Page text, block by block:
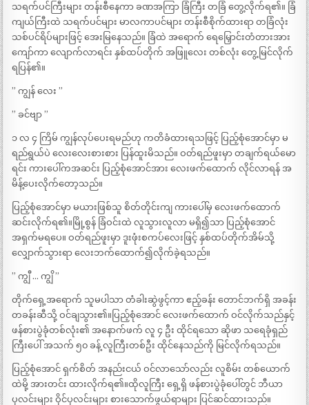
သရက်ပင်ကြီးများ တန်းစီနေကာ ခဏအကြာ ခြံကြီး တခြံ တွေ့လိုက်ရ၏။ ခြံ
ကျယ်ကြီးထဲ သရက်ပင်များ မာလကာပင်များ တန်းစီစိုက်ထားရာ တခြံလုံး
သစ်ပင်ရိပ်များဖြင့် အေးမြနေသည်။ ခြံထဲ အရောက် ရေမြှောင်းတံတားအား
ကျော်ကာ လျောက်လာရင်း နှစ်ထပ်တိုက် အဖြူလေး တစ်လုံး တွေ့မြင်လိုက်
ရပြန်၏။
” ကျွန် လေး ”
” ခင်ဗျာ ”
၁ လ ၄ ကြိမ် ကျွန်လုပ်ပေးရမည်ဟု ကတိခံထားရသဖြင့် ပြည့်စုံအောင်မှာ မ
ရည်ရွယ်ပဲ လေးလေးစားစား ပြန်ထူးမိသည်။ ဝတ်ရည်ဖူးမှာ တချက်ရယ်မော
ရင်း ကားပေါ်ကအဆင်း ပြည့်စုံအောင်အား လေးဖက်ထောက် လိုင်လာရန် အ
မိန့်ပေးလိုက်တော့သည်။
ပြည့်စုံအောင်မှာ မယားဖြစ်သူ စိတ်တိုင်းကျ ကားပေါ်မှ လေးဖက်ထောက်
ဆင်းလိုက်ရ၏။မြို့စွန် ခြံဝင်းထဲ လူသွားလူလာ မရှိ၍သာ ပြည့်စုံအောင်
အရှက်မရပေ။ ဝတ်ရည်ဖူးမှာ ဒူးဖုံးစကပ်လေးဖြင့် နှစ်ထပ်တိုက်အိမ်သို့
လျှောက်သွားရာ လေးဘက်ထောက်၍လိုက်ခဲ့ရသည်။
” ကျွီ … ကျွိ ”
တိုက်ရှေ့အရောက် သူမပါသာ တံခါးဆွဲဖွင့်ကာ ဧည့်ခန်း တောင်ဘက်ရှိ အခန်း
တခန်းဆီသို့ ဝင်ချသွား၏။ပြည့်စုံအောင် လေးဖက်ထောက် ဝင်လိုက်သည်နှင့်
ဖန်စားပွဲခုံတစ်လုံး၏ အနောက်ဖက် လူ ၄ ဦး ထိုင်ရသော ဆိုဖာ သရေခုံရှည်
ကြီးပေါ် အသက် ၅၀ ခန့် လူကြီးတစ်ဦး ထိုင်နေသည်ကို မြင်လိုက်ရသည်။
ပြည့်စုံအောင် ရှက်စိတ် အနည်းငယ် ဝင်လာသော်လည်း လူစိမ်း တစ်ယောက်
ထဲမို့ အားတင်း ထားလိုက်ရ၏။ထိုလူကြီး ရှေ့ရှိ ဖန်စားပွဲခုံပေါ်တွင် ဘီယာ
ပုလင်းများ ဝိုင်ပုလင်းများ စားသောက်ဖွယ်ရာများ ပြင်ဆင်ထားသည်။